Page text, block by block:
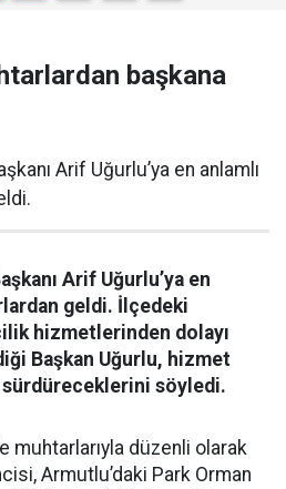
başkana
Arif Uğurlu’ya en anlamlı
Arif Uğurlu’ya en
geldi. İlçedeki
hizmetlerinden dolayı
Başkan Uğurlu, hizmet
söyledi.
muhtarlarıyla düzenli olarak
Armutlu’daki Park Orman